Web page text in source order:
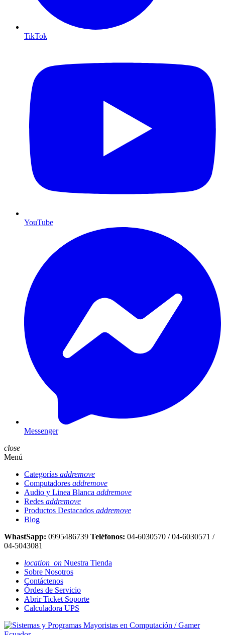
TikTok
YouTube
Messenger
close
Menú
Categorías addremove
Computadores addremove
Audio y Linea Blanca addremove
Redes addremove
Productos Destacados addremove
Blog
WhastSapp: 0995486739 Teléfonos: 04-6030570 / 04-6030571 /
04-5043081
location_on Nuestra Tienda
Sobre Nosotros
Contáctenos
Órdes de Servicio
Abrir Ticket Soporte
Calculadora UPS